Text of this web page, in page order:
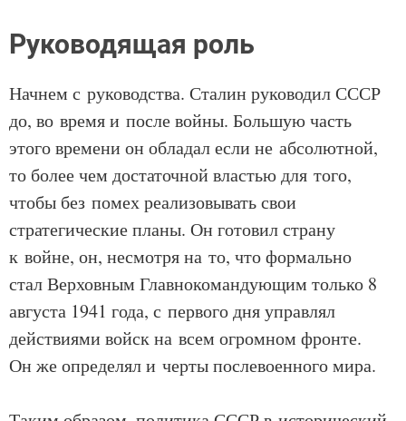
Руководящая роль
Начнем с руководства. Сталин руководил СССР
до, во время и после войны. Большую часть
этого времени он обладал если не абсолютной,
то более чем достаточной властью для того,
чтобы без помех реализовывать свои
стратегические планы. Он готовил страну
к войне, он, несмотря на то, что формально
стал Верховным Главнокомандующим только 8
августа 1941 года, с первого дня управлял
действиями войск на всем огромном фронте.
Он же определял и черты послевоенного мира.